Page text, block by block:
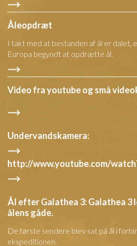
Åleopdræt
I takt med at bestanden af ål er dalet,
Europa begyndt at opdrætte ål.
Video fra youtube og små
Undervandskamera:
http://www.youtube.com/
Ål efter Galathea 3: Galathea 3
ålens gåde.
De første sendere blev sat på ål i
ekspeditionen.